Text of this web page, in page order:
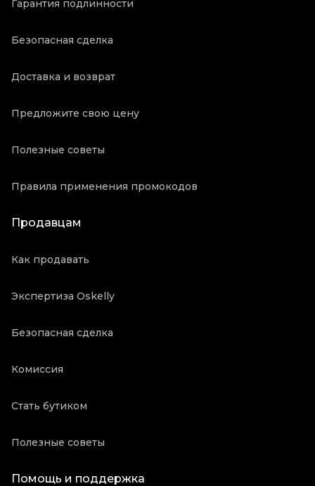
Гарантия подлинности
Безопасная сделка
Доставка и возврат
Предложите свою цену
Полезные советы
Правила применения промокодов
Продавцам
Как продавать
Экспертиза Oskelly
Безопасная сделка
Комиссия
Стать бутиком
Полезные советы
Помощь и поддержка